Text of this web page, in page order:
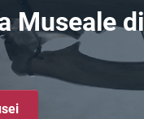
Museale di